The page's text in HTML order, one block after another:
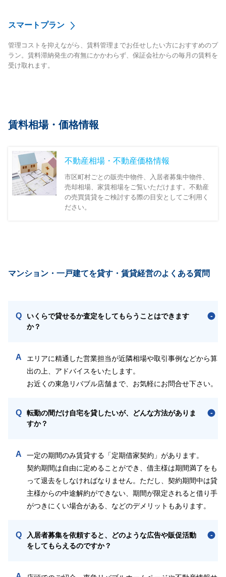
スマートプラン
管理コストを抑えながら、賃料管理までお任せしたい方におすすめのプ
ラン。賃料滞納発生の有無にかかわらず、保証会社からの毎月の賃料を
受け取れます。
賃料相場・価格情報
不動産相場・不動産価格情報
市区町村ごとの販売中物件、入居者募集中物件、
売却相場、家賃相場をご覧いただけます。不動産
の売買賃貸をご検討する際の目安としてご利用く
ださい。
マンション・一戸建てを貸す・賃貸経営のよくある質問
Q
いくらで貸せるか査定をしてもらうことはできます
か？
A
エリアに精通した営業担当が近隣相場や取引事例などから算
出の上、アドバイスをいたします。
お近くの東急リバブル店舗まで、お気軽にお問合せ下さい。
Q
転勤の間だけ自宅を貸したいが、どんな方法がありま
すか？
A
一定の期間のみ賃貸する「定期借家契約」があります。
契約期間は自由に定めることができ、借主様は期間満了をも
って退去をしなければなりません。ただし、契約期間中は貸
主様からの中途解約ができない、期間が限定されると借り手
がつきにくい場合がある、などのデメリットもあります。
Q
入居者募集を依頼すると、どのような広告や販促活動
をしてもらえるのですか？